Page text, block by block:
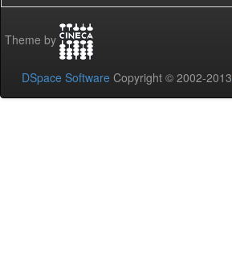
Theme by
DSpace Software Copyright © 2002-2013